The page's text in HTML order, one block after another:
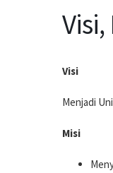
Visi
Menjadi
Misi